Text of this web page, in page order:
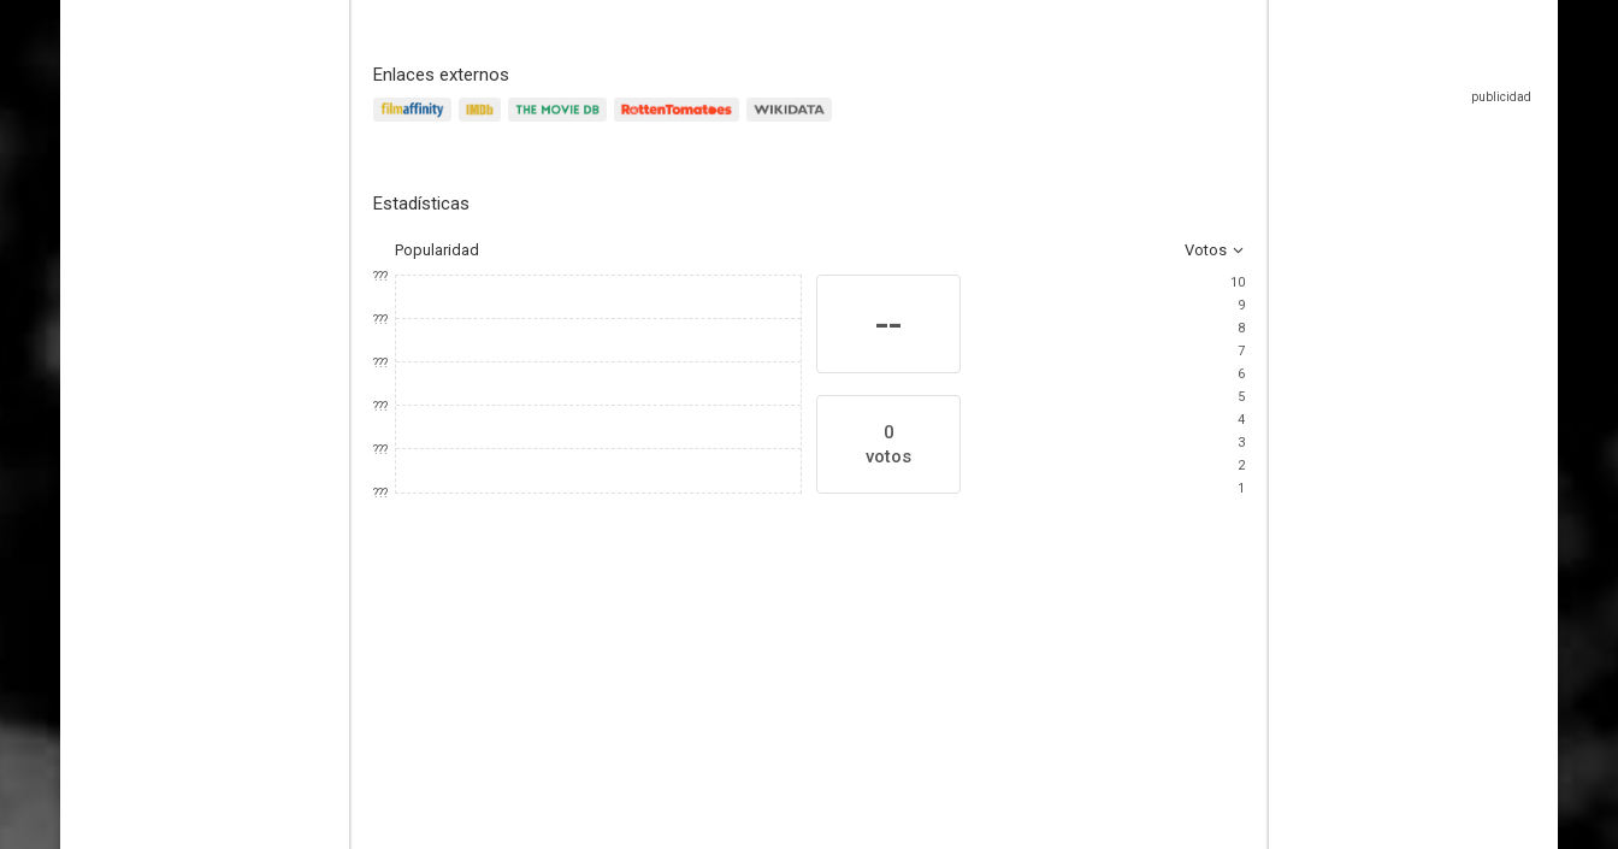
Enlaces externos
Estadísticas
Popularidad Votos
???
???
???
???
???
???
--
0
votos
10
9
8
7
6
5
4
3
2
1